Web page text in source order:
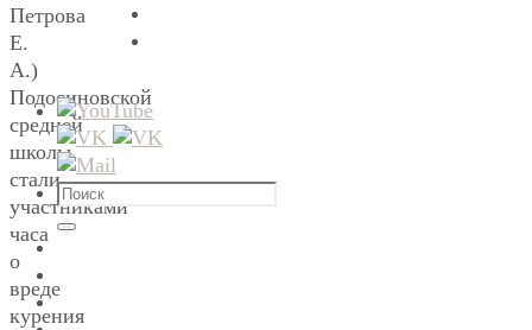
Петрова
Е.
А.)
Подосиновской
средней
школы
стали
участниками
часа
о
вреде
курения
Что
искать:
Поиск